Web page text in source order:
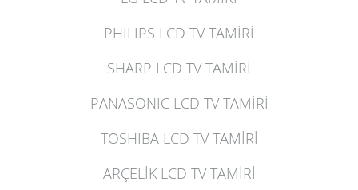
PHILIPS LCD TV TAMİRİ
SHARP LCD TV TAMİRİ
PANASONIC LCD TV TAMİRİ
TOSHIBA LCD TV TAMİRİ
ARÇELİK LCD TV TAMİRİ